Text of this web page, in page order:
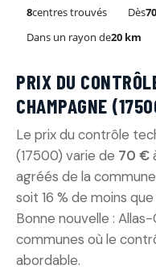
8centres trouvés Dès
Dans un rayon de20 km
PRIX DU
CHAMPAGNE
Le prix du contrôle
(17500) varie de 70 €
agréés de la
soit 16 % de moins
Bonne nouvelle :
communes où le
abordable.